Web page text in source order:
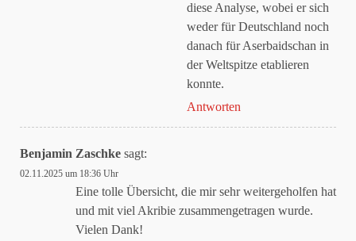
diese Analyse, wobei er sich
weder für Deutschland noch
danach für Aserbaidschan in
der Weltspitze etablieren
konnte.
Antworten
Benjamin Zaschke sagt:
02.11.2025 um 18:36 Uhr
Eine tolle Übersicht, die mir sehr weitergeholfen hat
und mit viel Akribie zusammengetragen wurde.
Vielen Dank!